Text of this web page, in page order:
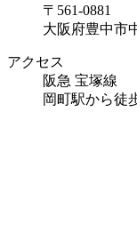
〒561-0881
大阪府豊中市
アクセス
阪急 宝塚線
岡町駅から徒